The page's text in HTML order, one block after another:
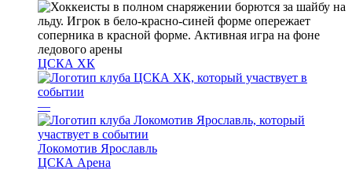
ЦСКА ХК
—
Локомотив Ярославль
ЦСКА Арена